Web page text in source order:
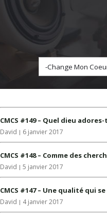
CMCS #149 – Quel dieu
David 6 janvier 2017
CMCS #148 – Comme des
David 5 janvier 2017
CMCS #147 – Une qualité qui
David 4 janvier 2017